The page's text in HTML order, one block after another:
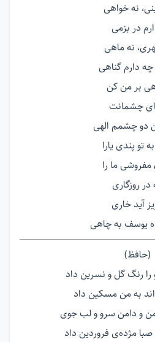
نه خواهی
در بزمی
نه ماهی
چه دارم گناهی
بر من کن
چشمانت
دو چشمم الهی
تو پندی یارا
مفروشی ما را
در روزگاری
آید خاری
یوسف به چاهی
(حافظ)
را رنگ گل و نسرین داد
به من مسکین داد
و دامن سرو و لب جوی
مژده‌ی فروردین داد